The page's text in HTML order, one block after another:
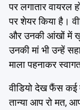
पर लगातार वायरल
पर शेयर किया है।
और उनकी आंखों में
उनकी मां भी उन्हें
माला पहनाकर
वीडियो देख फैंस कई
तान्या आप रो मत,